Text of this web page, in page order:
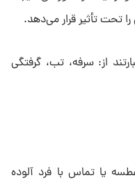
تحت تأثیر قرار می‌دهد.
از: سرفه، تب، گرفتگی
یا تماس با فرد آلوده